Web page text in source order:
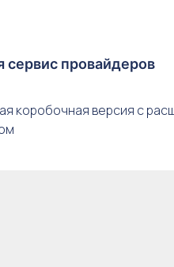
сервис провайдеров
коробочная версия с